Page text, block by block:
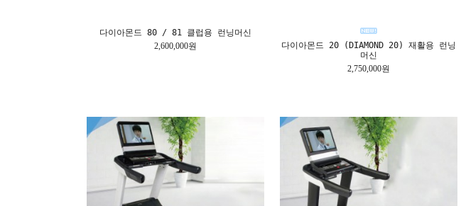
다이아몬드 80 / 81 클럽용 런닝머신
2,600,000원
다이아몬드 20 (DIAMOND 20) 재활용 런닝
머신
2,750,000원